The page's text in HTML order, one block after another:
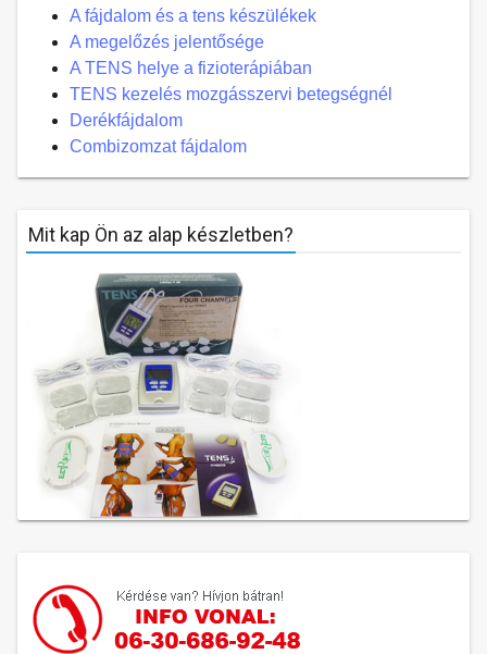
A fájdalom és a tens készülékek
A megelőzés jelentősége
A TENS helye a fizioterápiában
TENS kezelés mozgásszervi betegségnél
Derékfájdalom
Combizomzat fájdalom
Mit kap Ön az alap készletben?